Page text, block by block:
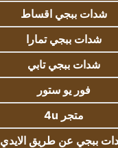
شدات ببجي اقساط
شدات ببجي تمارا
شدات ببجي تابي
فور يو ستور
متجر 4u
ببجي عن طريق الايدي